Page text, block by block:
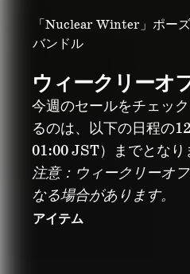
「Nuclear Winter」ポーズ
バンドル
ウィークリーオ
今週のセールをチェッ
るのは、以下の日程の
01:00 JST）までとなり
注意：ウィークリーオ
なる場合があります。
アイテム